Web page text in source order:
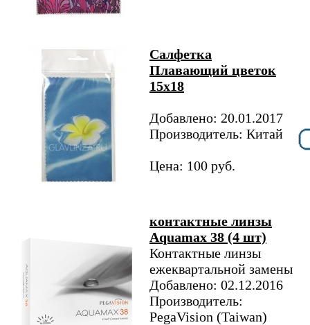
Салфетка
Плавающий цветок
15х18
Добавлено: 20.01.2017
Производитель: Китай
Цена: 100 руб.
контактные линзы
Aquamax 38 (4 шт)
Контактные линзы
ежеквартальной замены
Добавлено: 02.12.2016
Производитель:
PegaVision (Taiwan)